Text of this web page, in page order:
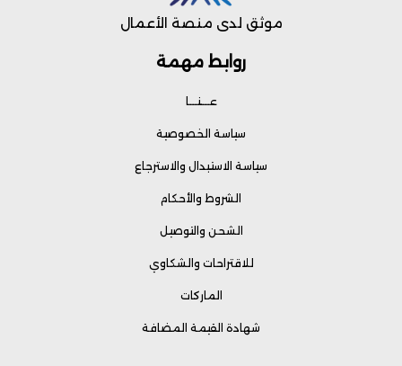
روابط مهمة
عـــنـــا
سياسة الخصوصية
سياسة الاستبدال والاسترجاع
الشروط والأحكام
الشحن والتوصيل
للاقتراحات والشكاوي
الماركات
شهادة القيمة المضافة
موثق لدى منصة الأعمال